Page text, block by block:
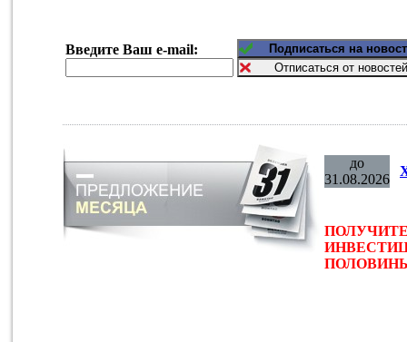
Введите Ваш e-mail:
до
31.08.2026
ПОЛОВИНЫ